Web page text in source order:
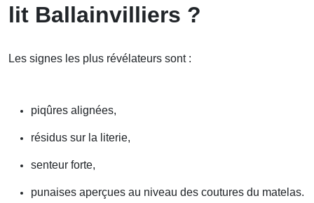
lit Ballainvilliers ?
Les signes les plus révélateurs sont :
piqûres alignées,
résidus sur la literie,
senteur forte,
punaises aperçues au niveau des coutures du matelas.